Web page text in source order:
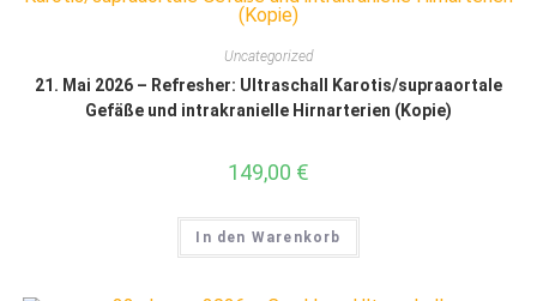
Uncategorized
21. Mai 2026 – Refresher: Ultraschall Karotis/supraaortale
Gefäße und intrakranielle Hirnarterien (Kopie)
149,00 €
In den Warenkorb